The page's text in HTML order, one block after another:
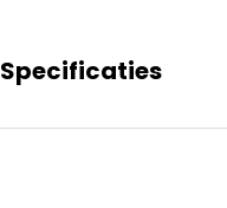
Specificaties